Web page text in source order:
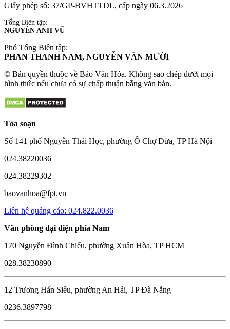
Giấy phép số: 37/GP-BVHTTDL, cấp ngày 06.3.2026
Tổng Biên tập:
NGUYỄN ANH VŨ
Phó Tổng Biên tập:
PHAN THANH NAM, NGUYỄN VĂN MƯỜI
© Bản quyền thuộc về Báo Văn Hóa. Không sao chép dưới mọi
hình thức nếu chưa có sự chấp thuận bằng văn bản.
Tòa soạn
Số 141 phố Nguyễn Thái Học, phường Ô Chợ Dừa, TP Hà Nội
024.38220036
024.38229302
baovanhoa@fpt.vn
Liên hệ quảng cáo: 024.822.0036
Văn phòng đại diện phía Nam
170 Nguyễn Đình Chiểu, phường Xuân Hòa, TP HCM
028.38230890
12 Trương Hán Siêu, phường An Hải, TP Đà Nẵng
0236.3897798